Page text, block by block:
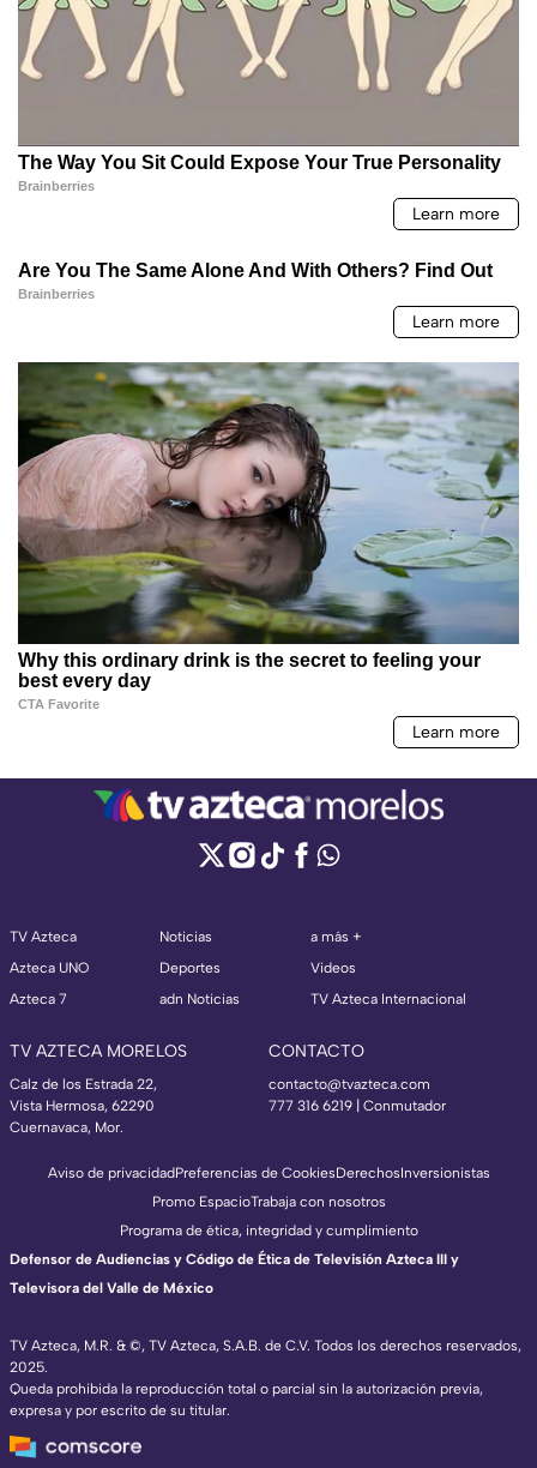
TV Azteca
Azteca UNO
Azteca 7
Noticias
Deportes
adn Noticias
a más +
Videos
TV Azteca Internacional
TV AZTECA MORELOS
Calz de los Estrada 22,
Vista Hermosa, 62290
Cuernavaca, Mor.
CONTACTO
contacto@tvazteca.com
777 316 6219 | Conmutador
TV Azteca, M.R. & ©, TV Azteca, S.A.B. de C.V. Todos los derechos reservados,
2025.
Queda prohibida la reproducción total o parcial sin la autorización previa,
expresa y por escrito de su titular.
Aviso de privacidadPreferencias de CookiesDerechosInversionistas
Promo EspacioTrabaja con nosotros
Programa de ética, integridad y cumplimiento
Defensor de Audiencias y Código de Ética de Televisión Azteca III y
Televisora del Valle de México